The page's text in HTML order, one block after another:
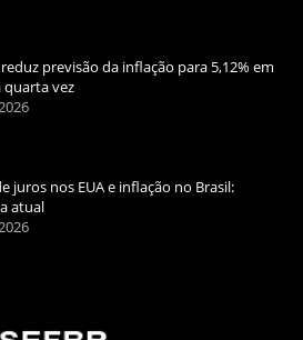
previsão da inflação para 5,12% em
quarta vez
juros nos EUA e inflação no Brasil:
atual